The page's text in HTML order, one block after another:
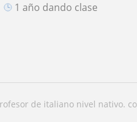
1 año dando clase
profesor de italiano nivel nativo.